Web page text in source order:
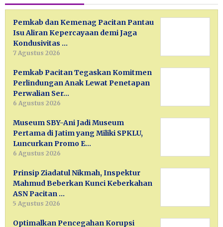
Pemkab dan Kemenag Pacitan Pantau
Isu Aliran Kepercayaan demi Jaga
Kondusivitas …
7 Agustus 2026
Pemkab Pacitan Tegaskan Komitmen
Perlindungan Anak Lewat Penetapan
Perwalian Ser…
6 Agustus 2026
Museum SBY-Ani Jadi Museum
Pertama di Jatim yang Miliki SPKLU,
Luncurkan Promo E…
6 Agustus 2026
Prinsip Ziadatul Nikmah, Inspektur
Mahmud Beberkan Kunci Keberkahan
ASN Pacitan …
5 Agustus 2026
Optimalkan Pencegahan Korupsi